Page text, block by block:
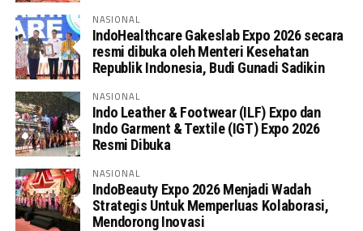
NASIONAL
IndoHealthcare Gakeslab Expo 2026 secara
resmi dibuka oleh Menteri Kesehatan
Republik Indonesia, Budi Gunadi Sadikin
NASIONAL
Indo Leather & Footwear (ILF) Expo dan
Indo Garment & Textile (IGT) Expo 2026
Resmi Dibuka
NASIONAL
IndoBeauty Expo 2026 Menjadi Wadah
Strategis Untuk Memperluas Kolaborasi,
Mendorong Inovasi